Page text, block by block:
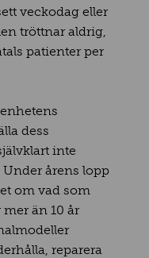
veckodag eller
tröttnar aldrig,
patienter per
dess
inte
årens lopp
om vad som
än 10 år
reparera